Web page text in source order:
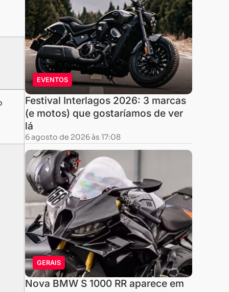
EVENTOS
Festival Interlagos 2026: 3 marcas
(e motos) que gostaríamos de ver
lá
6 agosto de 2026 às 17:08
GERAIS
Nova BMW S 1000 RR aparece em